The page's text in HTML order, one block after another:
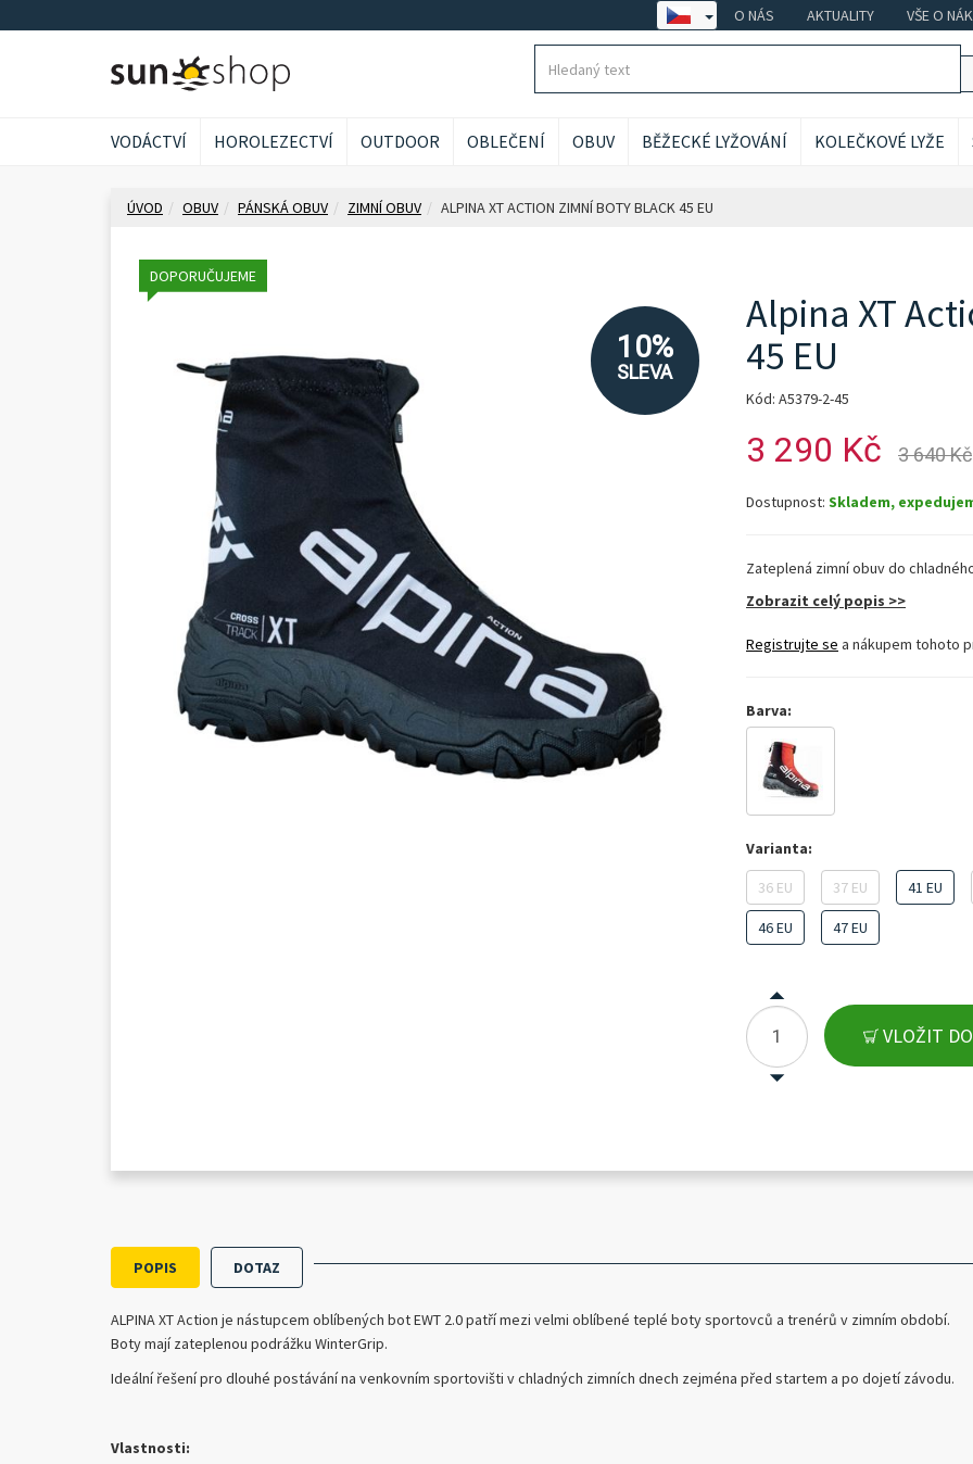
O NÁS AKTUALITY VŠE O
VODÁCTVÍ HOROLEZECTVÍ OUTDOOR OBLEČENÍ OBUV BĚŽECKÉ LYŽOVÁNÍ KOLEČKOVÉ LYŽE
ÚVOD OBUV PÁNSKÁ OBUV ZIMNÍ OBUV ALPINA XT ACTION ZIMNÍ BOTY BLACK 45 EU
DOPORUČUJEME
10%
SLEVA
Alpina XT
45 EU
Kód: A5379-2-45
3 290 Kč 3 640 Kč
Dostupnost: Skladem,
Zateplená zimní obuv do
Zobrazit celý popis >>
Registrujte se a nákupem tohoto
Barva:
Varianta:
36 EU
37 EU 41 EU
46 EU 47 EU
VLOŽIT
POPIS DOTAZ
ALPINA XT Action je nástupcem oblíbených bot EWT 2.0 patří mezi velmi oblíbené teplé boty sportovců a trenérů v zimním období.
Boty mají zateplenou podrážku WinterGrip.
Ideální řešení pro dlouhé postávání na venkovním sportovišti v chladných zimních dnech zejména před startem a po dojetí závodu.
Vlastnosti: